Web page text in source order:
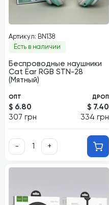
Артикул: BN138
Есть в наличии
Беспроводные наушники
Cat Ear RGB STN-28
(Мятный)
ОПТ
$ 6.80
307 грн
ДРОП
$ 7.40
334 грн
- +